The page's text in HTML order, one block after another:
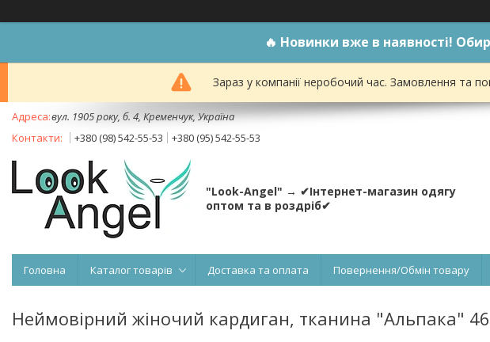
🔥 Новинки вже в наявності!
Зараз у компанії неробочий час. Замовлення та
вул. 1905 року, б. 4, Кременчук, Україна
+380 (98) 542-55-53
+380 (95) 542-55-53
"Look-Angel" → ✔Інтернет-магазин одягу
оптом та в роздріб✔
Головна Каталог товарів Доставка та оплата Повернення/Обмін товару
Неймовірний жіночий кардиган, тканина "Альпака"